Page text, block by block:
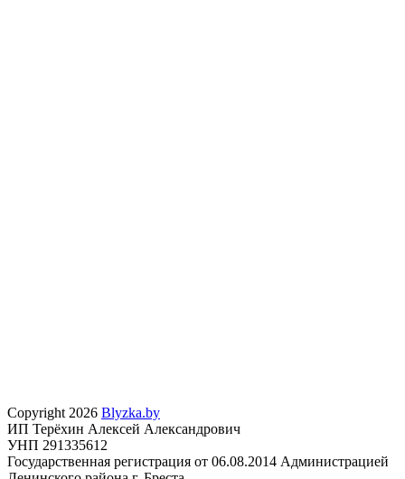
Copyright 2026 Blyzka.by
ИП Терёхин Алексей Александрович
УНП 291335612
Государственная регистрация от 06.08.2014 Администрацией